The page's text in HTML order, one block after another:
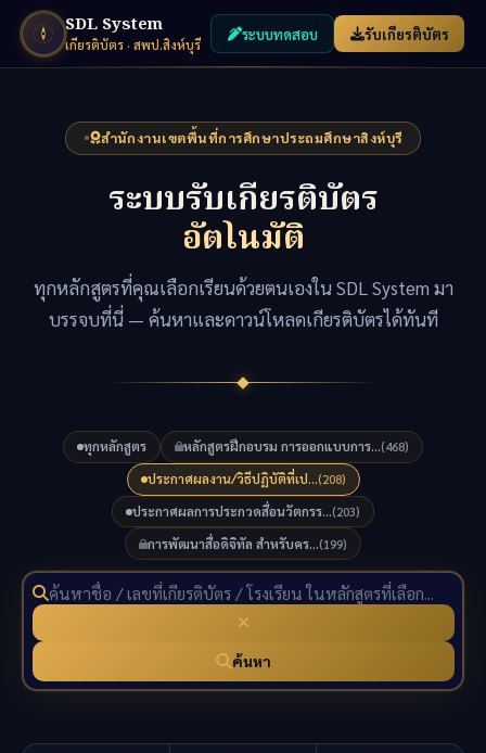
SDL System
เกียรติบัตร · สพป.สิงห์บุรี
ระบบทดสอบ รับเกียรติบัตร
สำนักงานเขตพื้นที่การศึกษาประถมศึกษาสิงห์บุรี
ระบบรับเกียรติบัตร
อัตโนมัติ
ทุกหลักสูตรที่คุณเลือกเรียนด้วยตนเองใน SDL System มา
บรรจบที่นี่ — ค้นหาและดาวน์โหลดเกียรติบัตรได้ทันที
ทุกหลักสูตร หลักสูตรฝึกอบรม การออกแบบการ...(468)
ประกาศผลงาน/วิธีปฏิบัติที่เป...(208)
ประกาศผลการประกวดสื่อนวัตกรร...(203)
การพัฒนาสื่อดิจิทัล สำหรับคร...(199)
ค้นหา